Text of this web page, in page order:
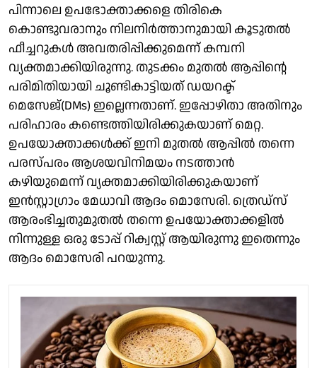
പിന്നാലെ ഉപഭോക്താക്കളെ തിരികെ
കൊണ്ടുവരാനും നിലനിര്‍ത്താനുമായി കൂടുതല്‍
ഫീച്ചറുകള്‍ അവതരിപ്പിക്കുമെന്ന് കമ്പനി
വ്യക്തമാക്കിയിരുന്നു. തുടക്കം മുതൽ ആപ്പിൻ്റെ
പരിമിതിയായി ചൂണ്ടികാട്ടിയത് ഡയറക്ട്
മെസേജ്(DMs) ഇല്ലെന്നതാണ്. ഇപ്പോഴിതാ അതിനും
പരിഹാരം കണ്ടെത്തിയിരിക്കുകയാണ് മെറ്റ.
ഉപയോക്താക്കൾക്ക് ഇനി മുതൽ ആപ്പിൽ ‌തന്നെ
പരസ്പരം ആശയവിനിമയം നടത്താൻ
കഴിയുമെന്ന് വ്യക്തമാക്കിയിരിക്കുകയാണ്
ഇൻസ്റ്റാഗ്രാം മേധാവി ആദം മൊസേരി. ത്രെഡ്‌സ്
ആരംഭിച്ചതുമുതൽ തന്നെ ഉപയോക്താക്കളിൽ
നിന്നുള്ള ഒരു ടോപ്പ് റിക്വസ്റ്റ് ആയിരുന്നു ഇതെന്നും
ആദം മൊസേരി പറയുന്നു.